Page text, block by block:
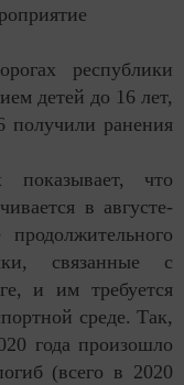
республики
детей до 16 лет,
получили ранения
показывает, что
в августе-
связанные с
и им требуется
среде. Так,
года произошло
(всего в 2020